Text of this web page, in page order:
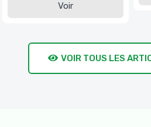
Voir
VOIR TOUS LES